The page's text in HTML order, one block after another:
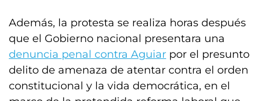
Además, la protesta se realiza horas después
que el Gobierno nacional presentara una
denuncia penal contra Aguiar por el presunto
delito de amenaza de atentar contra el orden
constitucional y la vida democrática, en el